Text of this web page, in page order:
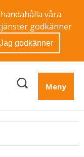
våra
godkänner
Jag godkänner
Meny